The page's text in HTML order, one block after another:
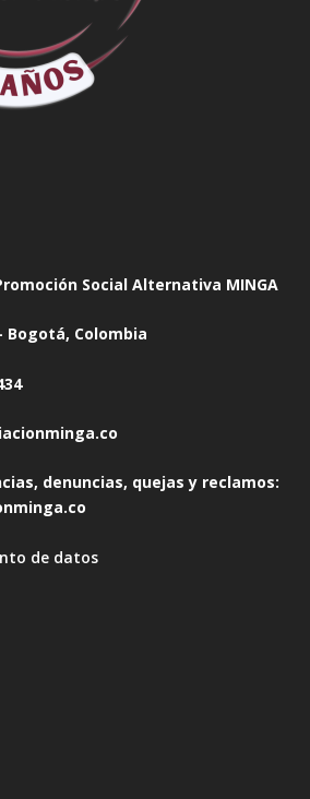
Social Alternativa MINGA
Bogotá, Colombia
denuncias, quejas y reclamos:
de datos